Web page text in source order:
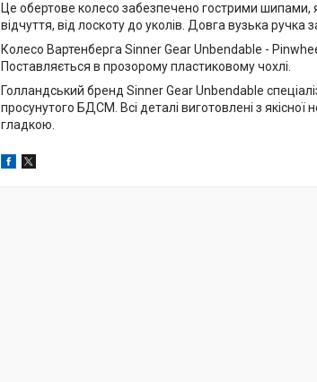
Це обертове колесо забезпечено гострими шипами,
відчуття, від лоскоту до уколів. Довга вузька ручка
Колесо Вартенберга Sinner Gear Unbendable -
Поставляється в прозорому пластиковому чохлі.
Голландський бренд Sinner Gear Unbendable
просунутого БДСМ. Всі деталі виготовлені з якісної
гладкою.